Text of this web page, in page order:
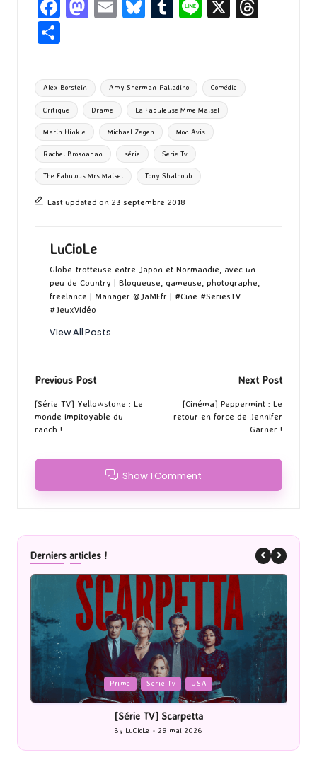
Fa
o
o
k
M
d
o
n
E
l
Bl
ky
T
bl
r
Li
X
ta
g
er
Tags:
Alex Borstein Amy Sherman-Palladino Comédie
Critique Drame La Fabuleuse Mme Maisel
Marin Hinkle Michael Zegen Mon Avis
Rachel Brosnahan série Serie Tv
The Fabulous Mrs Maisel Tony Shalhoub
Last updated on 23 septembre 2018
LuCioLe
Globe-trotteuse entre Japon et Normandie, avec un
peu de Country | Blogueuse, gameuse, photographe,
freelance | Manager @JaMEfr | #Cine #SeriesTV
#JeuxVidéo
View All Posts
Post
navigation
Previous Post
[Série TV] Yellowstone : Le
monde impitoyable du
ranch !
Next Post
[Cinéma] Peppermint : Le
retour en force de Jennifer
Garner !
Show 1 Comment
Derniers articles !
Posted
in
Prime Serie Tv USA
[Série TV] Scarpetta
Posted
by
By LuCioLe 29 mai 2026